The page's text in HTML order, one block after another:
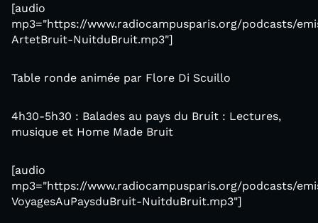
[audio
mp3="https://www.radiocampusparis.org/podcasts/
ArtetBruit-NuitduBruit.mp3"]
Table ronde animée par Flore Di Scuillo
4h30-5h30 : Balades au pays du Bruit : Lectures,
musique et Home Made Bruit
[audio
mp3="https://www.radiocampusparis.org/podcasts/
VoyagesAuPaysduBruit-NuitduBruit.mp3"]